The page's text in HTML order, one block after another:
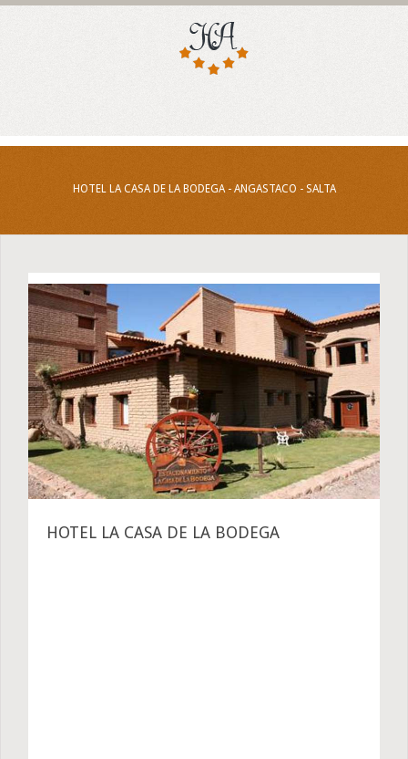
HOTEL LA CASA DE LA BODEGA - ANGASTACO - SALTA
HOTEL LA CASA DE LA BODEGA